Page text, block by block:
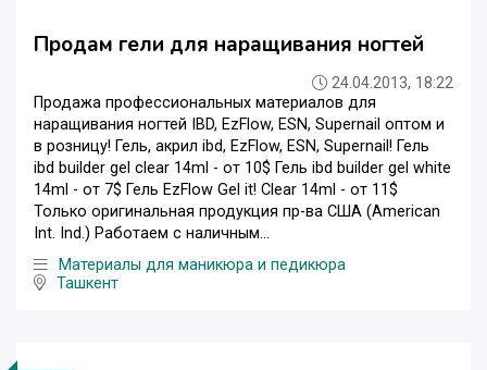
Продам гели для наращивания ногтей
24.04.2013, 18:22
Продажа профессиональных материалов для
наращивания ногтей IBD, EzFlow, ESN, Supernail оптом и
в розницу! Гель, акрил ibd, EzFlow, ESN, Supernail! Гель
ibd builder gel clear 14ml - от 10$ Гель ibd builder gel white
14ml - от 7$ Гель EzFlow Gel it! Clear 14ml - от 11$
Только оригинальная продукция пр-ва США (American
Int. Ind.) Работаем с наличным...
Материалы для маникюра и педикюра
Ташкент